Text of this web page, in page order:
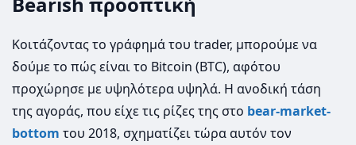
Κοιτάζοντας το γράφημά του trader, μπορούμε να
δούμε το πώς είναι το Bitcoin (BTC), αφότου
προχώρησε με υψηλότερα υψηλά. Η ανοδική τάση
της αγοράς, που είχε τις ρίζες της στο bear-market-
bottom του 2018, σχηματίζει τώρα αυτόν τον